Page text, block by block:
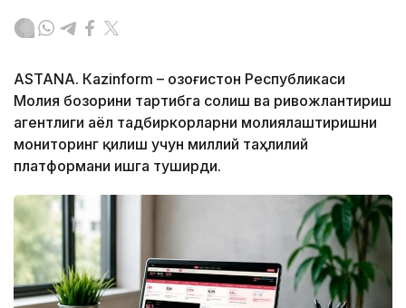
ASTANА. Кazinform – Қозоғистон Республикаси
Молия бозорини тартибга солиш ва ривожлантириш
агентлиги аёл тадбиркорларни молиялаштиришни
мониторинг қилиш учун миллий таҳлилий
платформани ишга туширди.